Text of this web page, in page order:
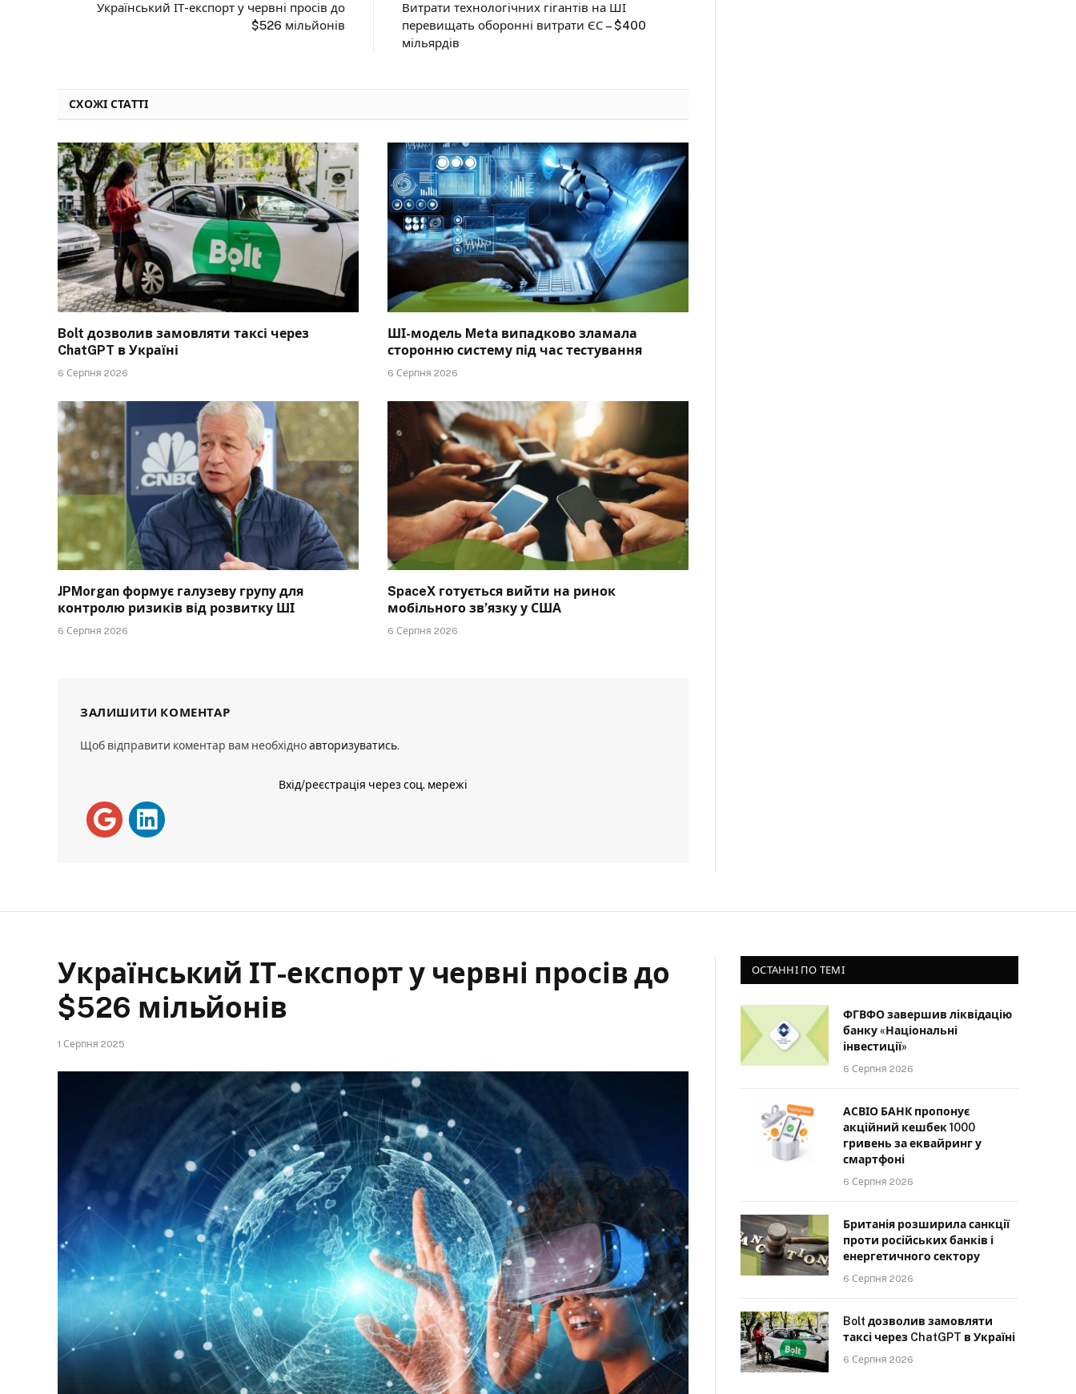
Український ІТ-експорт у червні просів до
$526 мільйонів
Витрати технологічних гігантів на ШІ
перевищать оборонні витрати ЄС – $400
мільярдів
СХОЖІ СТАТТІ
Bolt дозволив замовляти таксі через
ChatGPT в Україні
6 Серпня 2026
ШІ-модель Meta випадково зламала
сторонню систему під час тестування
6 Серпня 2026
JPMorgan формує галузеву групу для
контролю ризиків від розвитку ШІ
6 Серпня 2026
SpaceX готується вийти на ринок
мобільного зв’язку у США
6 Серпня 2026
ЗАЛИШИТИ КОМЕНТАР
Щоб відправити коментар вам необхідноавторизуватись.
Вхід/реєстрація через соц. мережі
Український ІТ-експорт у червні просів до
$526 мільйонів
1 Серпня 2025
ОСТАННІ ПО ТЕМІ
ФГВФО завершив ліквідацію
банку «Національні
інвестиції»
6 Серпня 2026
АСВІО БАНК пропонує
акційний кешбек 1000
гривень за еквайринг у
смартфоні
6 Серпня 2026
Британія розширила санкції
проти російських банків і
енергетичного сектору
6 Серпня 2026
Bolt дозволив замовляти
таксі через ChatGPT в Україні
6 Серпня 2026